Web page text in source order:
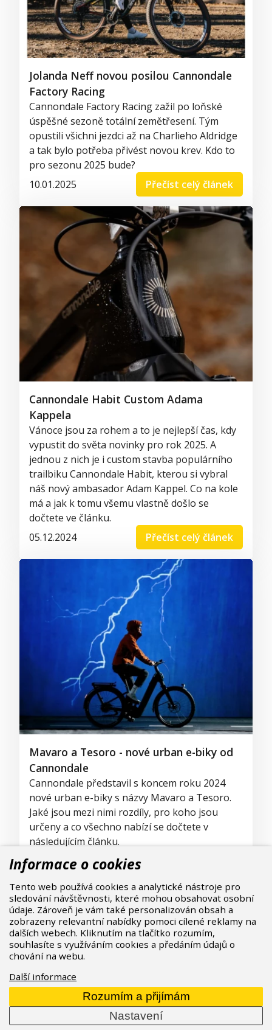
Jolanda Neff novou posilou Cannondale
Factory Racing
Cannondale Factory Racing zažil po loňské
úspěšné sezoně totální zemětřesení. Tým
opustili všichni jezdci až na Charlieho Aldridge
a tak bylo potřeba přivést novou krev. Kdo to
pro sezonu 2025 bude?
10.01.2025
Přečíst celý článek
Cannondale Habit Custom Adama
Kappela
Vánoce jsou za rohem a to je nejlepší čas, kdy
vypustit do světa novinky pro rok 2025. A
jednou z nich je i custom stavba populárního
trailbiku Cannondale Habit, kterou si vybral
náš nový ambasador Adam Kappel. Co na kole
má a jak k tomu všemu vlastně došlo se
dočtete ve článku.
05.12.2024
Přečíst celý článek
Mavaro a Tesoro - nové urban e-biky od
Cannondale
Cannondale představil s koncem roku 2024
nové urban e-biky s názvy Mavaro a Tesoro.
Jaké jsou mezi nimi rozdíly, pro koho jsou
určeny a co všechno nabízí se dočtete v
následujícím článku.
07.11.2024
Informace o cookies
Tento web používá cookies a analytické nástroje pro
sledování návštěvnosti, které mohou obsahovat osobní
údaje. Zároveň je vám také personalizován obsah a
zobrazeny relevantní nabídky pomoci cílené reklamy na
dalších webech. Kliknutím na tlačítko rozumím,
souhlasíte s využíváním cookies a předáním údajů o
chování na webu.
Další informace
Rozumím a přijímám
Nastavení